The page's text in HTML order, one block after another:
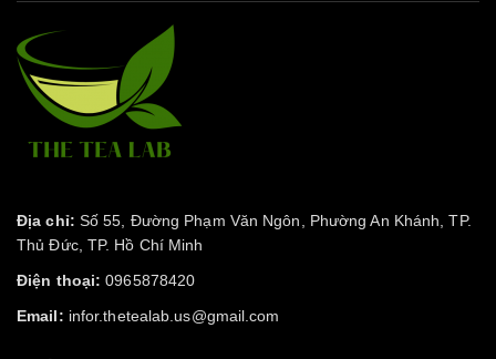
Địa chỉ: Số 55, Đường Phạm Văn Ngôn, Phường An Khánh, TP.
Thủ Đức, TP. Hồ Chí Minh
Điện thoại: 0965878420
Email: infor.thetealab.us@gmail.com